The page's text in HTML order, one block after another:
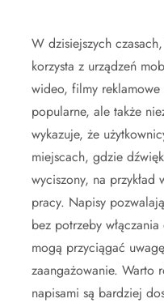
W dzisiejszych
korzysta z urządzeń
wideo, filmy
popularne, ale także
wykazuje, że
miejscach, gdzie
wyciszony, na
pracy. Napisy
bez potrzeby
mogą przyciągać
zaangażowanie. Warto
napisami są bardziej